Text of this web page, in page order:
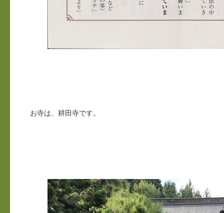
お寺は、耕田寺です。